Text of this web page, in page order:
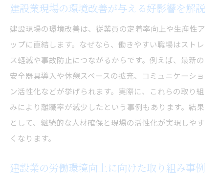
建設業現場の環境改善が与える好影響を解説
建設現場の環境改善は、従業員の定着率向上や生産性ア
ップに直結します。なぜなら、働きやすい職場はストレ
ス軽減や事故防止につながるからです。例えば、最新の
安全器具導入や休憩スペースの拡充、コミュニケーショ
ン活性化などが挙げられます。実際に、これらの取り組
みにより離職率が減少したという事例もあります。結果
として、継続的な人材確保と現場の活性化が実現しやす
くなります。
建設業の労働環境向上に向けた取り組み事例